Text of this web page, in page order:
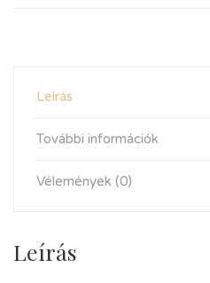
Leírás
További információk
Vélemények (0)
Leírás